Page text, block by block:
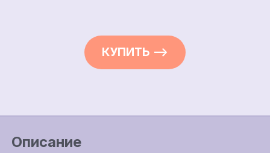
КУПИТЬ —>
Описание